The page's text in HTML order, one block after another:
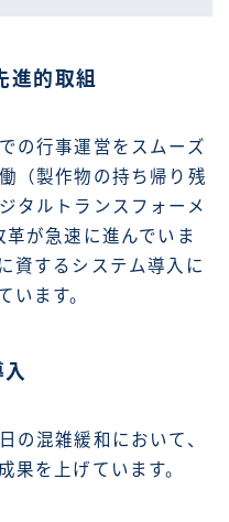
進的取組
の行事運営をスムーズ
（製作物の持ち帰り残
タルトランスフォーメ
が急速に進んでいま
資するシステム導入に
います。
混雑緩和において、
果を上げています。